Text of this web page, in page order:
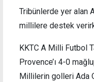
Tribünlerde yer alan
millilere destek
KKTC A Milli Futbol
Provence’ı 4-0
Millilerin golleri Ada